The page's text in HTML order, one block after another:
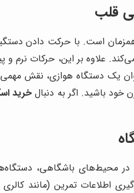
قلب
است. با حرکت دادن
علاوه بر این، حرکات نرم
یک دستگاه هوازی، نقش
خرید
محیط‌های باشگاهی،
اطلاعات تمرین